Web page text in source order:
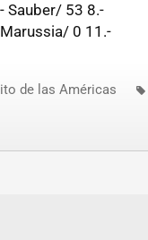
Sauber/ 53 8.-
0 11.-
de las Américas